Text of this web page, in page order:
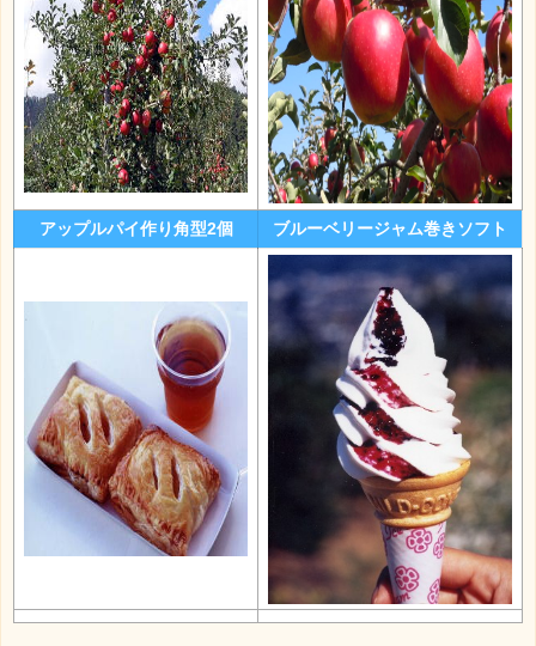
アップルパイ作り角型2個 ブルーベリージャム巻きソフト